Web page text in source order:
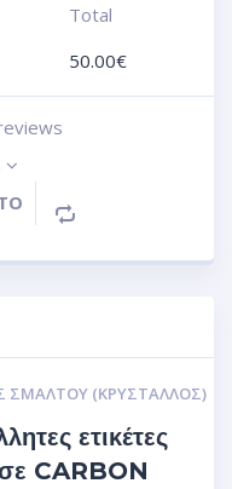
Total
50.00€
ΣΜΆΛΤΟΥ (ΚΡΥΣΤΑΛΛΟΣ)
ετικέτες
CARBON